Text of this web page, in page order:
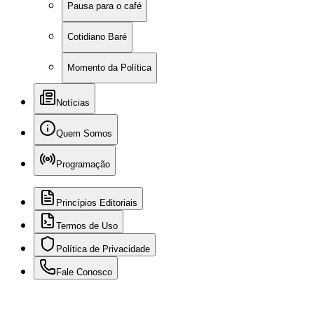
Pausa para o café
Cotidiano Baré
Momento da Política
Notícias
Quem Somos
Programação
Princípios Editoriais
Termos de Uso
Política de Privacidade
Fale Conosco